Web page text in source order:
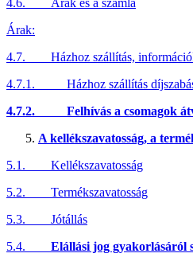
Árak:
4.7. Házhoz szállítás,
4.7.1. Házhoz szállítás
4.7.2.
Felhívás a csomagok
A kellékszavatosság, a
5.1. Kellékszavatosság
5.2. Termékszavatosság
5.3. Jótállás
5.4. Elállási jog gyakorlásáról